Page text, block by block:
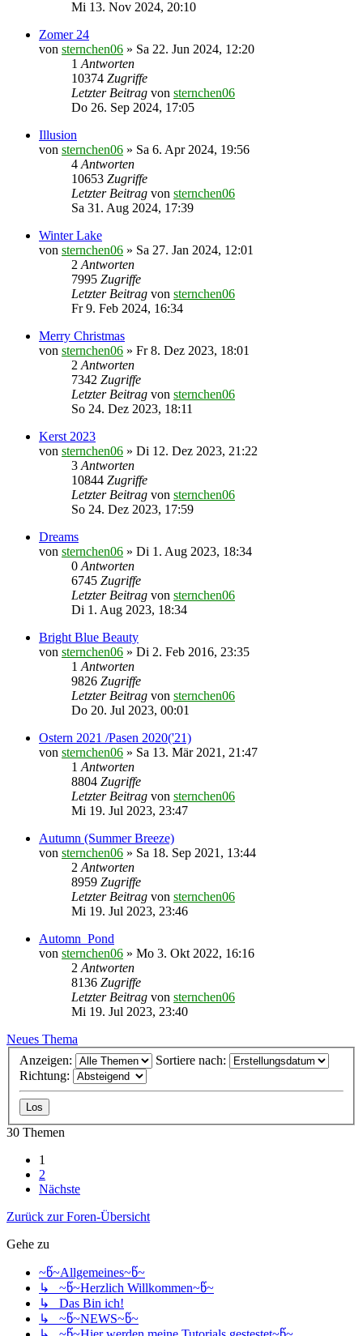
Mi 13. Nov 2024, 20:10
Zomer 24
von sternchen06 » Sa 22. Jun 2024, 12:20
1 Antworten
10374 Zugriffe
Letzter Beitrag von sternchen06
Do 26. Sep 2024, 17:05
Illusion
von sternchen06 » Sa 6. Apr 2024, 19:56
4 Antworten
10653 Zugriffe
Letzter Beitrag von sternchen06
Sa 31. Aug 2024, 17:39
Winter Lake
von sternchen06 » Sa 27. Jan 2024, 12:01
2 Antworten
7995 Zugriffe
Letzter Beitrag von sternchen06
Fr 9. Feb 2024, 16:34
Merry Christmas
von sternchen06 » Fr 8. Dez 2023, 18:01
2 Antworten
7342 Zugriffe
Letzter Beitrag von sternchen06
So 24. Dez 2023, 18:11
Kerst 2023
von sternchen06 » Di 12. Dez 2023, 21:22
3 Antworten
10844 Zugriffe
Letzter Beitrag von sternchen06
So 24. Dez 2023, 17:59
Dreams
von sternchen06 » Di 1. Aug 2023, 18:34
0 Antworten
6745 Zugriffe
Letzter Beitrag von sternchen06
Di 1. Aug 2023, 18:34
Bright Blue Beauty
von sternchen06 » Di 2. Feb 2016, 23:35
1 Antworten
9826 Zugriffe
Letzter Beitrag von sternchen06
Do 20. Jul 2023, 00:01
Ostern 2021 /Pasen 2020('21)
von sternchen06 » Sa 13. Mär 2021, 21:47
1 Antworten
8804 Zugriffe
Letzter Beitrag von sternchen06
Mi 19. Jul 2023, 23:47
Autumn (Summer Breeze)
von sternchen06 » Sa 18. Sep 2021, 13:44
2 Antworten
8959 Zugriffe
Letzter Beitrag von sternchen06
Mi 19. Jul 2023, 23:46
Automn_Pond
von sternchen06 » Mo 3. Okt 2022, 16:16
2 Antworten
8136 Zugriffe
Letzter Beitrag von sternchen06
Mi 19. Jul 2023, 23:40
Neues Thema
Anzeigen:
Sortiere nach:
Richtung:
30 Themen
1
2
Nächste
Zurück zur Foren-Übersicht
Gehe zu
~წ~Allgemeines~წ~
↳ ~წ~Herzlich Willkommen~წ~
↳ Das Bin ich!
↳ ~წ~NEWS~წ~